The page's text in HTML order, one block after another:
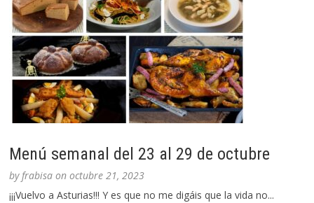
Menú semanal del 23 al 29 de octubre
byfrabisa onoctubre 21, 2023
¡¡¡Vuelvo a Asturias!!! Y es que no me digáis que la vida no...